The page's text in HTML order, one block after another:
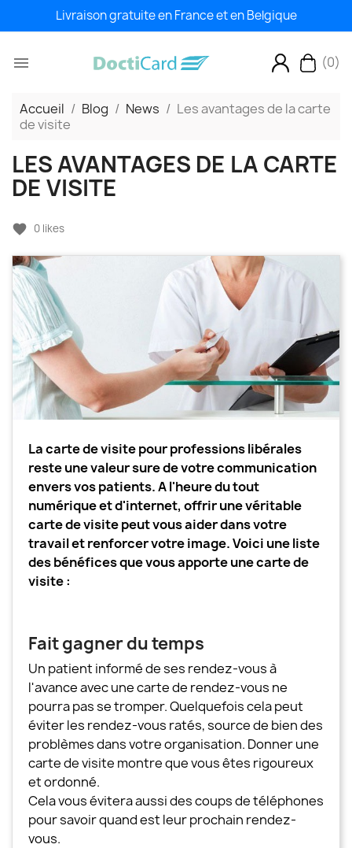
Livraison gratuite en France et en Belgique
 (0)
Accueil Blog News
Les avantages de la carte
de visite
LES AVANTAGES DE LA CARTE
DE VISITE
favorite 0 likes
La carte de visite pour professions libérales
reste une valeur sure de votre communication
envers vos patients. A l'heure du tout
numérique et d'internet, offrir une véritable
carte de visite peut vous aider dans votre
travail et renforcer votre image. Voici une liste
des bénéfices que vous apporte une carte de
visite :
Fait gagner du temps
Un patient informé de ses rendez-vous à
l'avance avec une carte de rendez-vous ne
pourra pas se tromper. Quelquefois cela peut
éviter les rendez-vous ratés, source de bien des
problèmes dans votre organisation. Donner une
carte de visite montre que vous êtes rigoureux
et ordonné.
Cela vous évitera aussi des coups de téléphones
pour savoir quand est leur prochain rendez-
vous.